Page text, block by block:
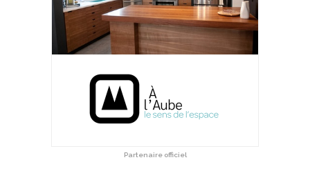
Partenaire officiel